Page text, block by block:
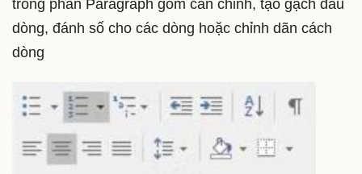
trong phần Paragraph gồm căn chỉnh, tạo gạch đầu
dòng, đánh số cho các dòng hoặc chỉnh dãn cách
dòng